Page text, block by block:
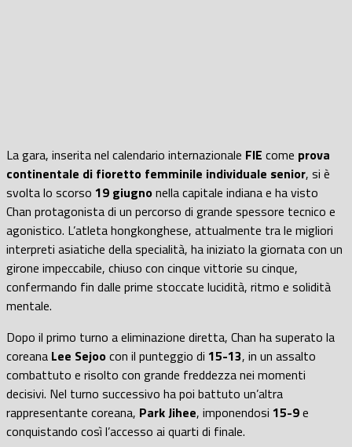
La gara, inserita nel calendario internazionale FIE come prova
continentale di fioretto femminile individuale senior, si è
svolta lo scorso 19 giugnonella capitale indiana e ha visto
Chan protagonista di un percorso di grande spessore tecnico e
agonistico. L’atleta hongkonghese, attualmente tra le migliori
interpreti asiatiche della specialità, ha iniziato la giornata con un
girone impeccabile, chiuso con cinque vittorie su cinque,
confermando fin dalle prime stoccate lucidità, ritmo e solidità
mentale.
Dopo il primo turno a eliminazione diretta, Chan ha superato la
coreana Lee Sejoocon il punteggio di 15-13, in un assalto
combattuto e risolto con grande freddezza nei momenti
decisivi. Nel turno successivo ha poi battuto un’altra
rappresentante coreana, Park Jihee, imponendosi 15-9e
conquistando così l’accesso ai quarti di finale.